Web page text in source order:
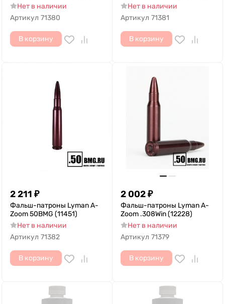
Нет в наличии
Артикул 71380
В корзину
Нет в наличии
Артикул 71381
В корзину
2 211 ₽
Фальш-патроны Lyman A-
Zoom 50BMG (11451)
Нет в наличии
Артикул 71382
В корзину
2 002₽
Фальш-патроны Lyman A-
Zoom .308Win (12228)
Нет в наличии
Артикул 71379
В корзину